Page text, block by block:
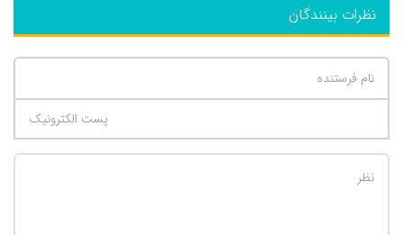
نظرات بینندگان